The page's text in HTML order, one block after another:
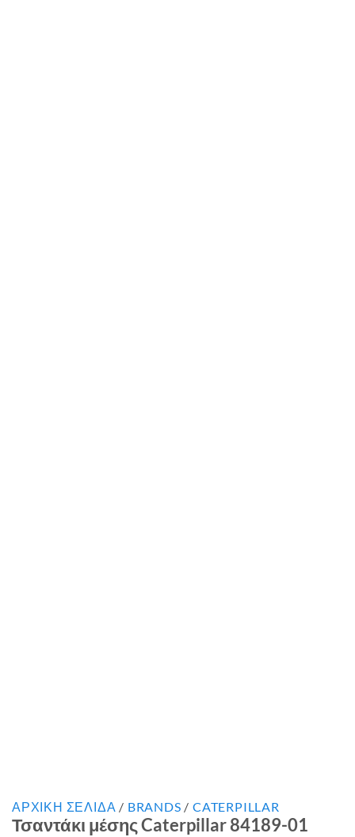
ΑΡΧΙΚΉ ΣΕΛΊΔΑ / BRANDS / CATERPILLAR
Τσαντάκι μέσης Caterpillar 84189-01